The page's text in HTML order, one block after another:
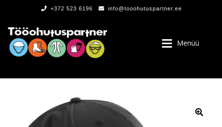
+372 523 6196 info@tooohutuspartner.ee
Menüü